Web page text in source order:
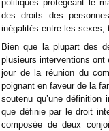
politiques protégeant le
des droits des
inégalités entre les sexes,
Bien que la plupart des
plusieurs interventions
jour de la réunion du
poignant en faveur de la
soutenu qu’une
que définie par le droit
composée de deux